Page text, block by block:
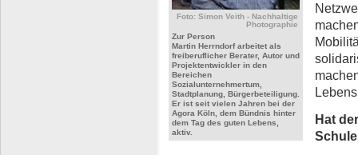
Foto: Simon Veith - Nachhaltige
Photographie
Zur Person
Martin Herrndorf arbeitet als
freiberuflicher Berater, Autor und
Projektentwickler in den
Bereichen
Sozialunternehmertum,
Stadtplanung, Bürgerbeteiligung.
Er ist seit vielen Jahren bei der
Agora Köln, dem Bündnis hinter
dem Tag des guten Lebens,
aktiv.
Hat